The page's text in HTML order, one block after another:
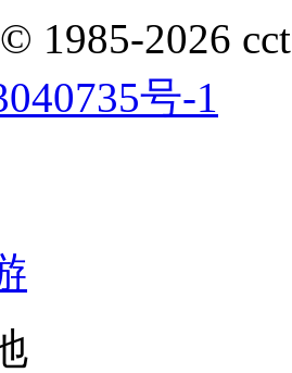
1985-2026
号-1